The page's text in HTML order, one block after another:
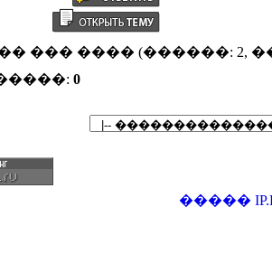
��� ���� (������: 2,
0
�����